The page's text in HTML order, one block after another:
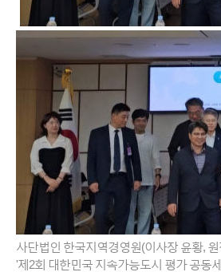
사단법인 한국지역경영원(이사장 윤황,
'제2회 대한민국 지속가능도시 평가 공동